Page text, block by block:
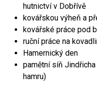
hutnictví v Dobřívě
kovářskou výheň a
kovářské práce pod
ruční práce na
Hamernický den
pamětní síň
hamru)